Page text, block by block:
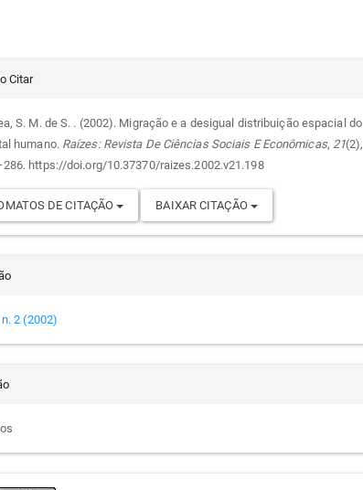
Citar
S. M. de S. . (2002). Migração e a desigual distribuição espacial do
humano. Raízes: Revista De Ciências Sociais E Econômicas, 21(2),
https://doi.org/10.37370/raizes.2002.v21.198
DE CITAÇÃO BAIXAR CITAÇÃO
n. 2 (2002)